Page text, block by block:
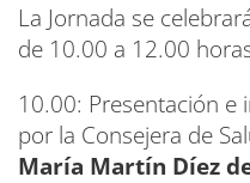
La Jornada se
de 10.00 a 12.00
10.00: Presentación e
por la Consejera de
María Martín Díez